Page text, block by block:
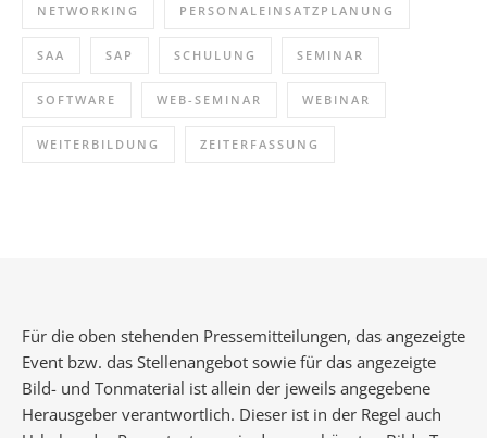
NETWORKING PERSONALEINSATZPLANUNG
SAA SAP SCHULUNG SEMINAR
SOFTWARE WEB-SEMINAR WEBINAR
WEITERBILDUNG ZEITERFASSUNG
Für die oben stehenden Pressemitteilungen, das angezeigte
Event bzw. das Stellenangebot sowie für das angezeigte
Bild- und Tonmaterial ist allein der jeweils angegebene
Herausgeber verantwortlich. Dieser ist in der Regel auch